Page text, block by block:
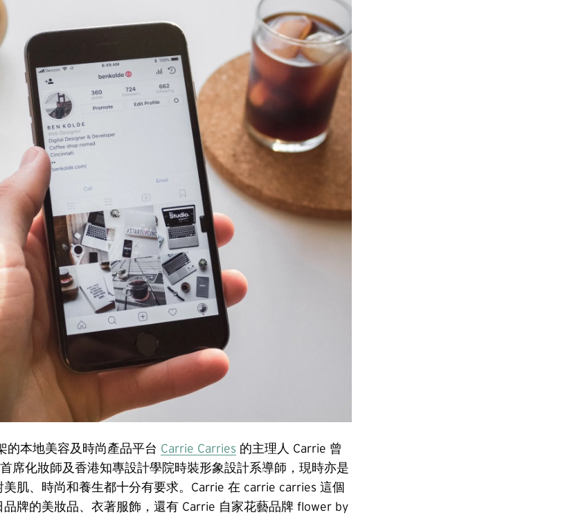
的本地美容及時尚產品平台 Carrie Carries 的主理人 Carrie 曾
席化妝師及香港知專設計學院時裝形象設計系導師，現時亦是
肌、時尚和養生都十分有要求。Carrie 在 carrie carries 這個
牌的美妝品、衣著服飾，還有 Carrie 自家花藝品牌 flower by